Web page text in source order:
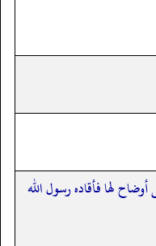
لها فأقاده رسول الله